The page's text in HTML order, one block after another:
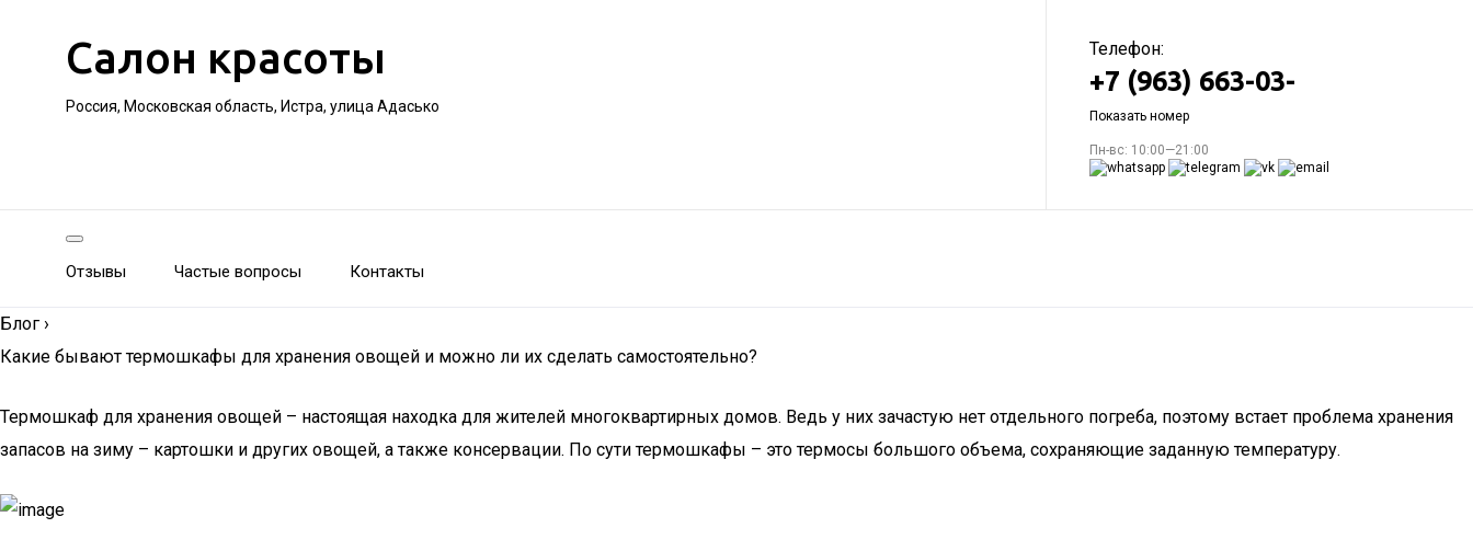
Салон красоты
Россия, Московская область, Истра, улица Адасько
Телефон:
+7 (963) 663-03-
Показать номер
Пн-вс: 10:00—21:00
Отзывы Частые вопросы Контакты
Блог ›
Какие бывают термошкафы для хранения овощей и можно ли их сделать самостоятельно?
Термошкаф для хранения овощей – настоящая находка для жителей многоквартирных домов. Ведь у них зачастую нет отдельного погреба, поэтому встает проблема хранения
запасов на зиму – картошки и других овощей, а также консервации. По сути термошкафы – это термосы большого объема, сохраняющие заданную температуру.